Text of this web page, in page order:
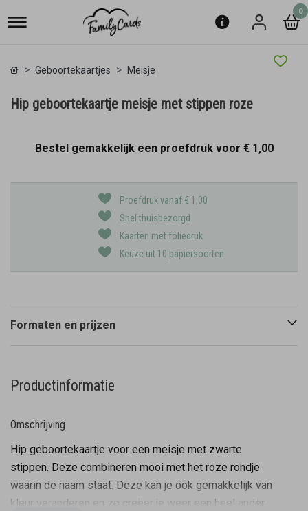
0
Geboortekaartjes Meisje
Hip geboortekaartje meisje met stippen roze
Bestel gemakkelijk een proefdruk voor € 1,00
Proefdruk vanaf € 1,00
Snel thuisbezorgd
Kaarten met foliedruk
Keuze uit 10 papiersoorten
Formaten en prijzen
Productinformatie
Omschrijving
Hip geboortekaartje voor een meisje met zwarte
stippen. Deze combineren mooi met het roze rondje
waarin de naam staat. Deze kan je ook gemakkelijk van
kleur veranderen en zo creëer je weer een heel ander